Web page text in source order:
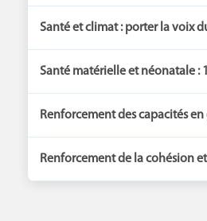
Santé et climat : porter la voix
Santé matérielle et néonatale :
Renforcement des capacités
Renforcement de la cohésion